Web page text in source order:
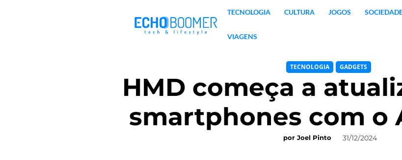
TECNOLOGIA CULTURA JOGOS
VIAGENS
TECNOLOGIA GADGETS
HMD começa a
smartphones com o
por Joel Pinto 31/12/2024